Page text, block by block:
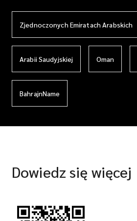
Zjednoczonych Emiratach Arabskich
Arabii Saudyjskiej Oman
BahrajnName
Dowiedz się więcej